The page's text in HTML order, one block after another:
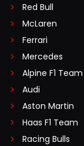
Red Bull
McLaren
Ferrari
Mercedes
Alpine F1 Team
Audi
Aston Martin
Haas F1 Team
Racing Bulls